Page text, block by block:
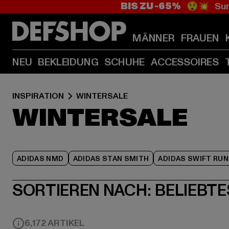
BIS ZU -65% 😲💥
MÄNNER FRAUEN
NEU BEKLEIDUNG SCHUHE ACCESSOIRES
INSPIRATION WINTERSALE
WINTERSALE
ADIDAS NMD ADIDAS STAN SMITH ADIDAS SWIFT RUN
SORTIEREN NACH:
6,172 ARTIKEL